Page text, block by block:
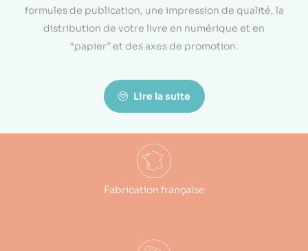
formules de publication, une impression de qualité, la
distribution de votre livre en numérique et en
“papier” et des axes de promotion.
Lire la suite
Fabrication française